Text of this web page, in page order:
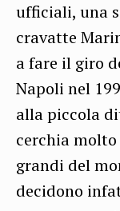
ufficiali, una
cravatte
a fare il giro
Napoli nel
alla piccola
cerchia
grandi del
decidono